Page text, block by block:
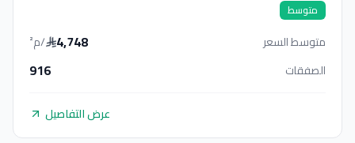
متوسط
متوسط السعر 4,748
/م²
الصفقات
916
عرض التفاصيل